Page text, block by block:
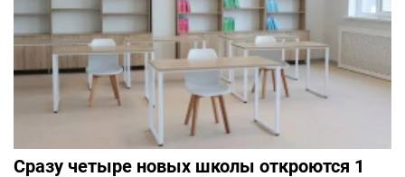
Сразу четыре новых школы откроются 1